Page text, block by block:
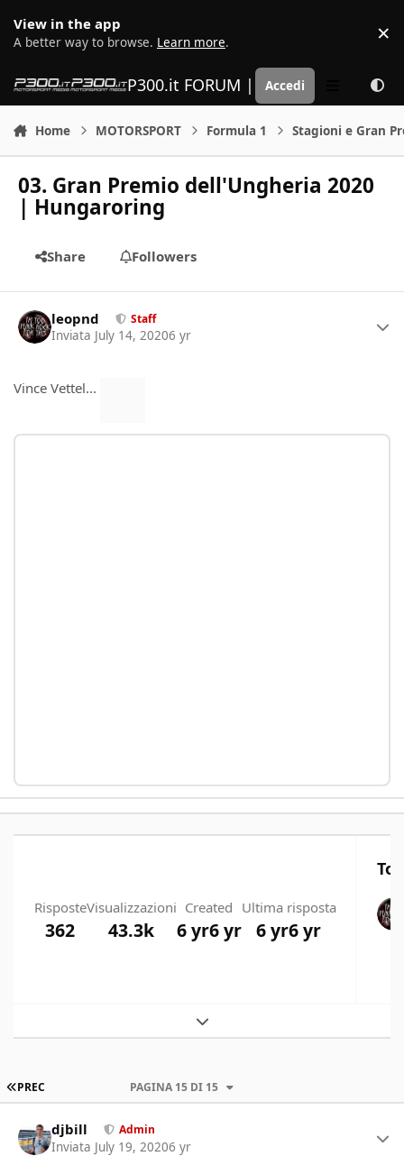
View in the app
A better way to browse. Learn more. ×
P300.it FORUM | Motorsport Media
Accedi
Home MOTORSPORT Formula 1 Stagioni e Gran
03. Gran Premio dell'Ungheria 2020
| Hungaroring
Share Followers
leopnd Staff
Inviata July 14, 20206 yr
Vince Vettel...
Risposte
362
Visualizzazioni
43.3k
Created
6 yr6 yr
Ultima risposta
6 yr6 yr
Expand topic overview
PRIMA PAGINA
PREC PAGINA 15 DI 15
djbill Admin
Inviata July 19, 20206 yr